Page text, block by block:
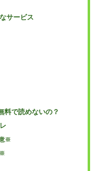
サービス
料で読めないの？
※
※